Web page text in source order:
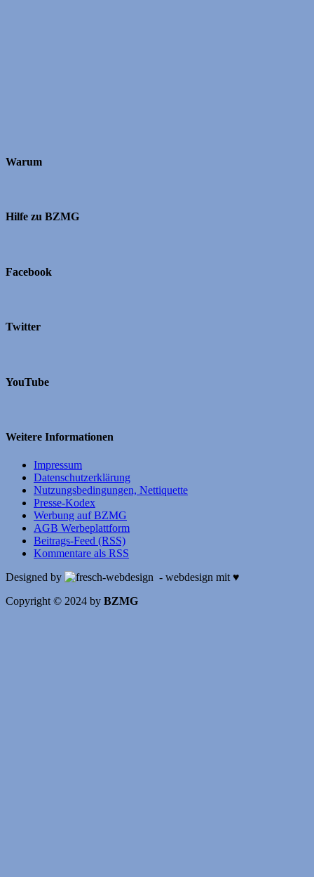
Warum
Hilfe zu BZMG
Facebook
Twitter
YouTube
Weitere Informationen
Impressum
Datenschutzerklärung
Nutzungsbedingungen, Nettiquette
Presse-Kodex
Werbung auf BZMG
AGB Werbeplattform
Beitrags-Feed (RSS)
Kommentare als RSS
Designed by
- webdesign mit ♥
Copyright © 2024 by BZMG